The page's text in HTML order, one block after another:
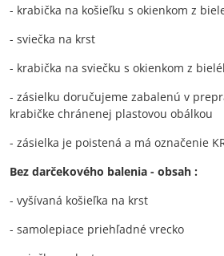
- krabička na košieľku s okienkom z
- sviečka na krst
- krabička na sviečku s okienkom z
- zásielku doručujeme zabalenú v
krabičke chránenej plastovou obálkou
- zásielka je poistená a má označenie
Bez darčekového balenia - obsah :
- vyšívaná košieľka na krst
- samolepiace priehľadné vrecko